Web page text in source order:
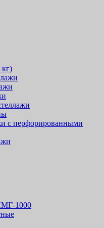
кг)
с перфорированными
1000